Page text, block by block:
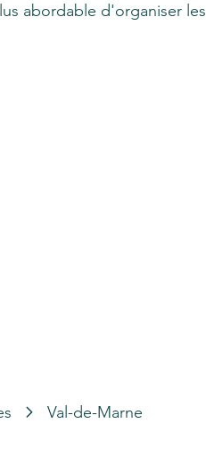
abordable d'organiser les
Val-de-Marne